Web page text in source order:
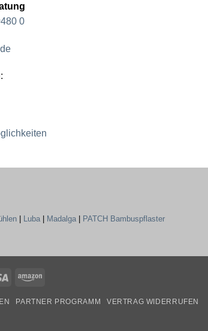
0
Luba Madalga PATCH Bambuspflaster
Visa Amazon
PARTNER PROGRAMM VERTRAG WIDERRUFEN